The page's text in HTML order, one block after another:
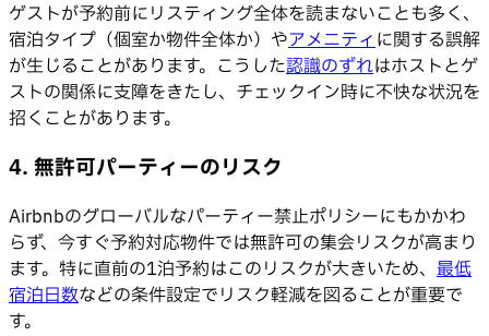
ゲストが予約前にリスティング全体を読まないことも多く、
宿泊タイプ（個室か物件全体か）やアメニティに関する誤解
が生じることがあります。こうした認識のずれはホストとゲ
ストの関係に支障をきたし、チェックイン時に不快な状況を
招くことがあります。
4. 無許可パーティーのリスク
Airbnbのグローバルなパーティー禁止ポリシーにもかかわ
らず、今すぐ予約対応物件では無許可の集会リスクが高まり
ます。特に直前の1泊予約はこのリスクが大きいため、 最低
宿泊日数などの条件設定でリスク軽減を図ることが重要で
す。